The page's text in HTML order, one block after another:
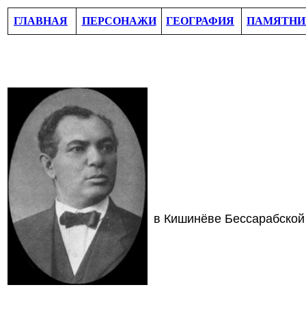
ГЛАВНАЯ ПЕРСОНАЖИ ГЕОГРАФИЯ
в Кишинёве